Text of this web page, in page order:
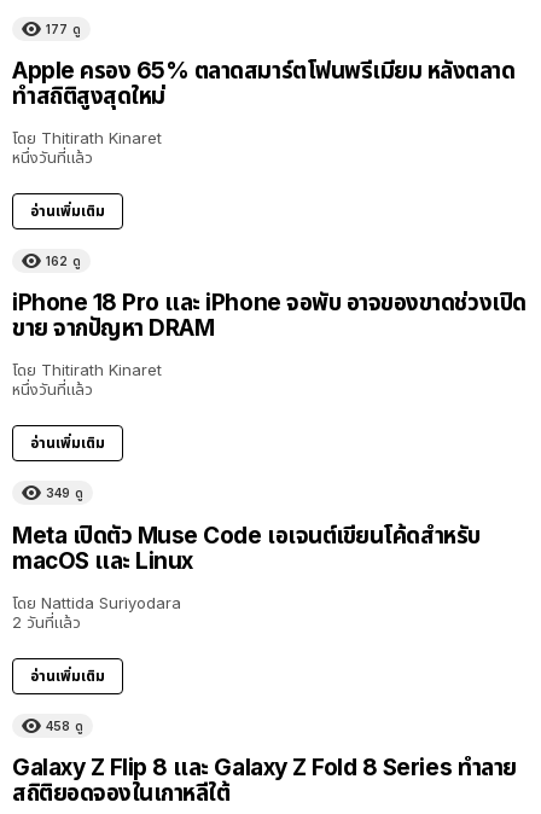
177 ดู
Apple ครอง 65% ตลาดสมาร์ตโฟนพรีเมียม หลังตลาด
ทำสถิติสูงสุดใหม่
โดย Thitirath Kinaret
หนึ่งวันที่แล้ว
อ่านเพิ่มเติม
162 ดู
iPhone 18 Pro และ iPhone จอพับ อาจของขาดช่วงเปิด
ขาย จากปัญหา DRAM
โดย Thitirath Kinaret
หนึ่งวันที่แล้ว
อ่านเพิ่มเติม
349 ดู
Meta เปิดตัว Muse Code เอเจนต์เขียนโค้ดสำหรับ
macOS และ Linux
โดย Nattida Suriyodara
2 วันที่แล้ว
อ่านเพิ่มเติม
458 ดู
Galaxy Z Flip 8 และ Galaxy Z Fold 8 Series ทำลาย
สถิติยอดจองในเกาหลีใต้